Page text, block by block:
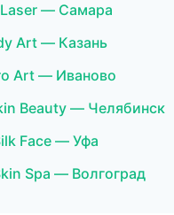
— Самара
Art — Казань
Art — Иваново
Beauty — Челябинск
Face — Уфа
Spa — Волгоград